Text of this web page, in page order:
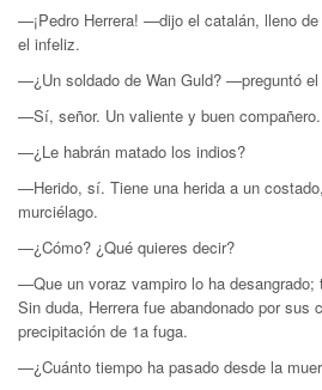
—¡Pedro Herrera! —dijo el catalán, lleno
el infeliz.
—¿Un soldado de Wan Guld? —preguntó el
—Sí, señor. Un valiente y buen compañero.
—¿Le habrán matado los indios?
—Herido, sí. Tiene una herida a un
murciélago.
—¿Cómo? ¿Qué quieres decir?
—Que un voraz vampiro lo ha desangrado;
Sin duda, Herrera fue abandonado por sus
precipitación de 1a fuga.
—¿Cuánto tiempo ha pasado desde la